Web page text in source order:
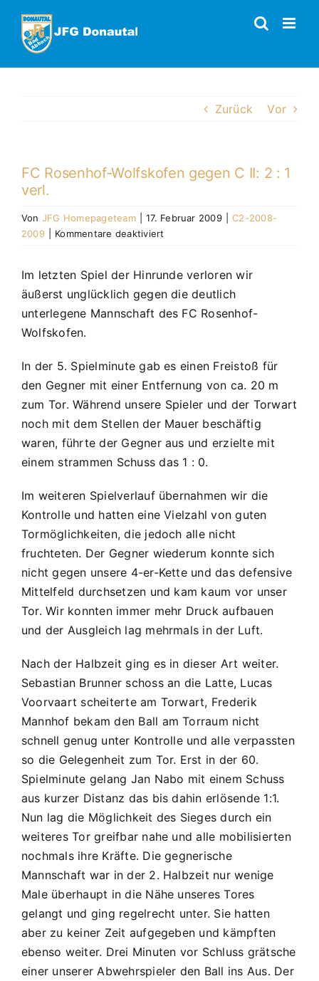
Inhalt
springen
Zurück Vor
FC Rosenhof-Wolfskofen gegen C II: 2 : 1
verl.
Von JFG Homepageteam 17. Februar 2009
C2-2008-
2009
Kommentare deaktiviert
Wolfskofen
gegen
C
1
verl.
Im letzten Spiel der Hinrunde verloren wir
äußerst unglücklich gegen die deutlich
unterlegene Mannschaft des FC Rosenhof-
Wolfskofen.
In der 5. Spielminute gab es einen Freistoß für
den Gegner mit einer Entfernung von ca. 20 m
zum Tor. Während unsere Spieler und der Torwart
noch mit dem Stellen der Mauer beschäftig
waren, führte der Gegner aus und erzielte mit
einem strammen Schuss das 1 : 0.
Im weiteren Spielverlauf übernahmen wir die
Kontrolle und hatten eine Vielzahl von guten
Tormöglichkeiten, die jedoch alle nicht
fruchteten. Der Gegner wiederum konnte sich
nicht gegen unsere 4-er-Kette und das defensive
Mittelfeld durchsetzen und kam kaum vor unser
Tor. Wir konnten immer mehr Druck aufbauen
und der Ausgleich lag mehrmals in der Luft.
Nach der Halbzeit ging es in dieser Art weiter.
Sebastian Brunner schoss an die Latte, Lucas
Voorvaart scheiterte am Torwart, Frederik
Mannhof bekam den Ball am Torraum nicht
schnell genug unter Kontrolle und alle verpassten
so die Gelegenheit zum Tor. Erst in der 60.
Spielminute gelang Jan Nabo mit einem Schuss
aus kurzer Distanz das bis dahin erlösende 1:1.
Nun lag die Möglichkeit des Sieges durch ein
weiteres Tor greifbar nahe und alle mobilisierten
nochmals ihre Kräfte. Die gegnerische
Mannschaft war in der 2. Halbzeit nur wenige
Male überhaupt in die Nähe unseres Tores
gelangt und ging regelrecht unter. Sie hatten
aber zu keiner Zeit aufgegeben und kämpften
ebenso weiter. Drei Minuten vor Schluss grätsche
einer unserer Abwehrspieler den Ball ins Aus. Der